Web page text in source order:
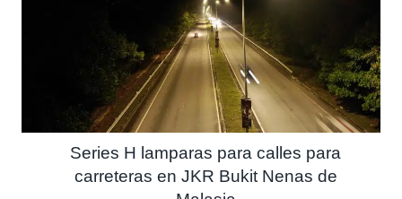
Series H lamparas para calles para
carreteras en JKR Bukit Nenas de